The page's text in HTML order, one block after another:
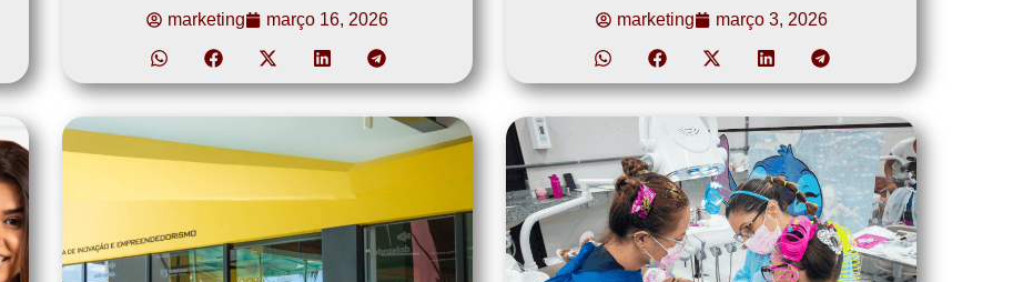
marketing março 16, 2026 marketing março 3, 2026